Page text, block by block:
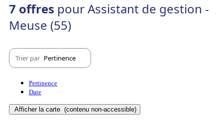
7 offres pour Assistant de gestion -
Meuse (55)
Trier par Pertinence
Pertinence
Date
Afficher la carte (contenu non-accessible)